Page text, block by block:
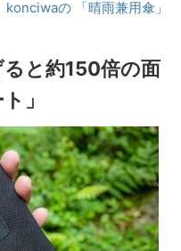
の 「晴雨兼用傘」
と約150倍の面
」